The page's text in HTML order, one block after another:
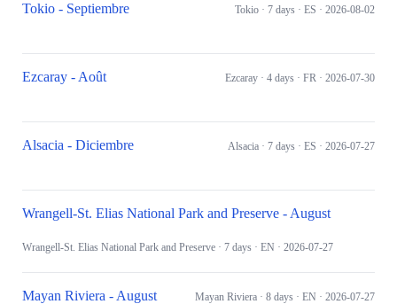
Tokio - Septiembre Tokio · 7 days · ES · 2026-08-02
Ezcaray - Août Ezcaray · 4 days · FR · 2026-07-30
Alsacia - Diciembre Alsacia · 7 days · ES · 2026-07-27
Wrangell-St. Elias National Park and Preserve - August
Wrangell-St. Elias National Park and Preserve · 7 days · EN · 2026-07-27
Mayan Riviera - August Mayan Riviera · 8 days · EN · 2026-07-27